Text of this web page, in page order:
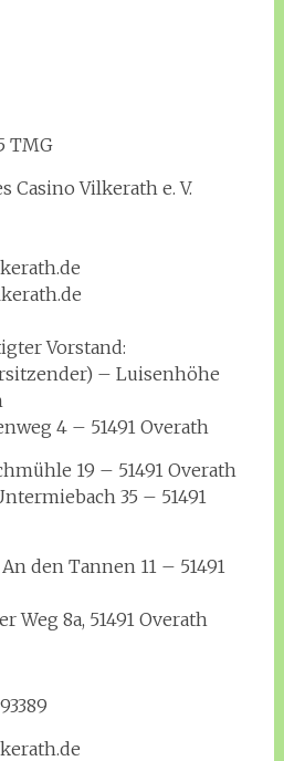
TMG
Casino Vilkerath e. V.
Vorstand:
– Luisenhöhe
4 – 51491 Overath
19 – 51491 Overath
35 – 51491
den Tannen 11 – 51491
Weg 8a, 51491 Overath